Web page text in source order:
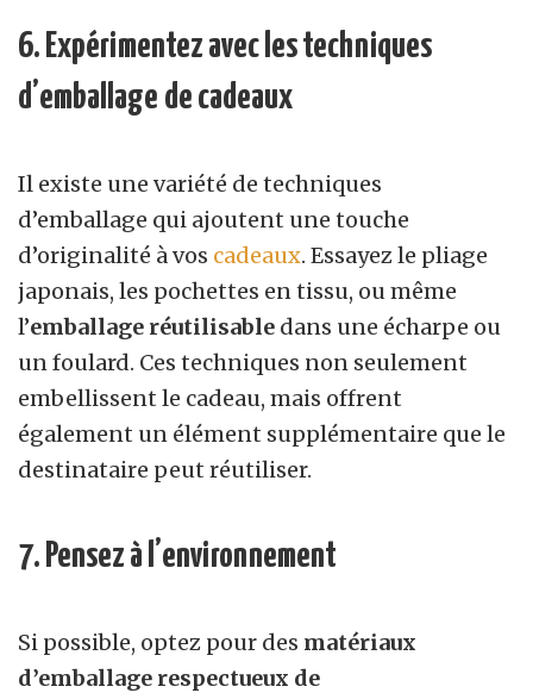
6. Expérimentez avec les techniques
d’emballage de cadeaux
Il existe une variété de techniques
d’emballage qui ajoutent une touche
d’originalité à vos cadeaux. Essayez le pliage
japonais, les pochettes en tissu, ou même
l’emballage réutilisable dans une écharpe ou
un foulard. Ces techniques non seulement
embellissent le cadeau, mais offrent
également un élément supplémentaire que le
destinataire peut réutiliser.
7. Pensez à l’environnement
Si possible, optez pour des matériaux
d’emballage respectueux de